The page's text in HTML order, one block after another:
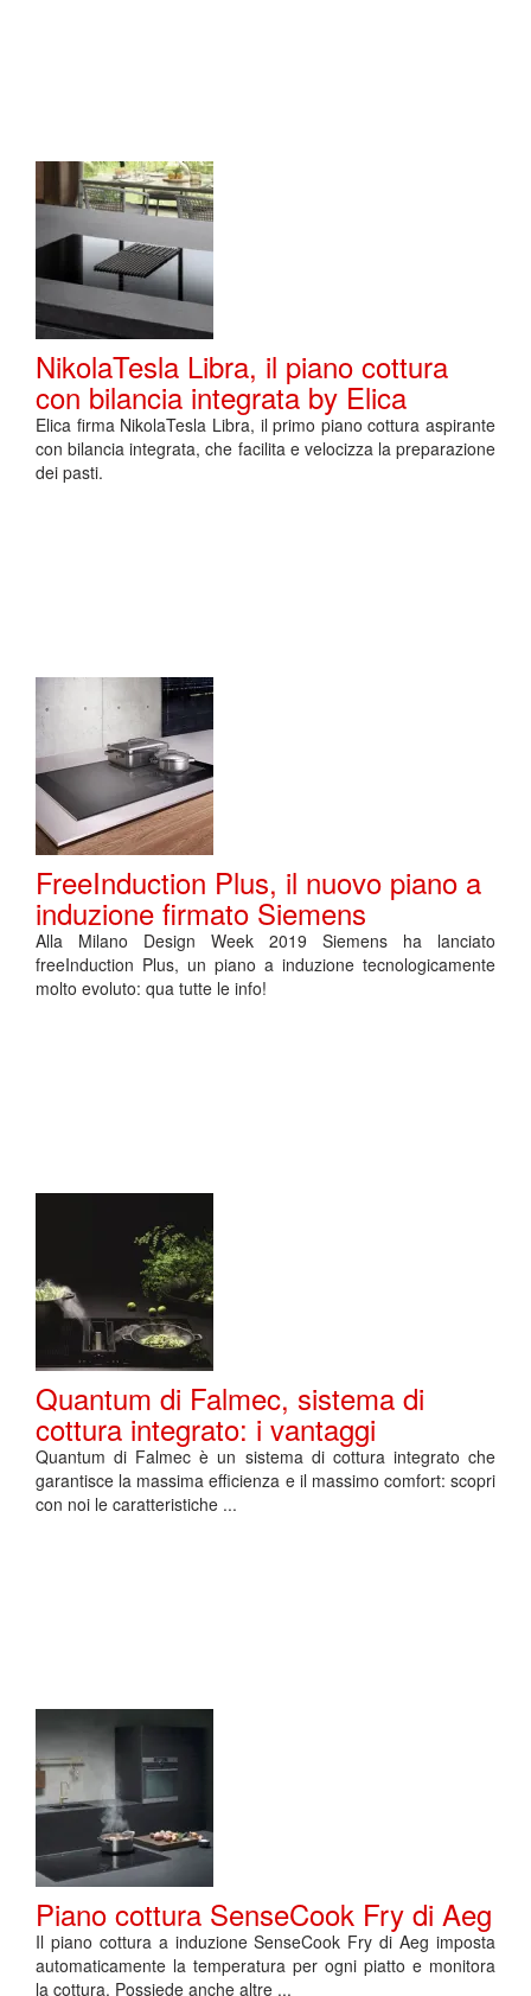
NikolaTesla Libra, il piano cottura
con bilancia integrata by Elica
Elica firma NikolaTesla Libra, il primo piano cottura aspirante
con bilancia integrata, che facilita e velocizza la preparazione
dei pasti.
FreeInduction Plus, il nuovo piano a
induzione firmato Siemens
Alla Milano Design Week 2019 Siemens ha lanciato
freeInduction Plus, un piano a induzione tecnologicamente
molto evoluto: qua tutte le info!
Quantum di Falmec, sistema di
cottura integrato: i vantaggi
Quantum di Falmec è un sistema di cottura integrato che
garantisce la massima efficienza e il massimo comfort: scopri
con noi le caratteristiche ...
Piano cottura SenseCook Fry di Aeg
Il piano cottura a induzione SenseCook Fry di Aeg imposta
automaticamente la temperatura per ogni piatto e monitora
la cottura. Possiede anche altre ...